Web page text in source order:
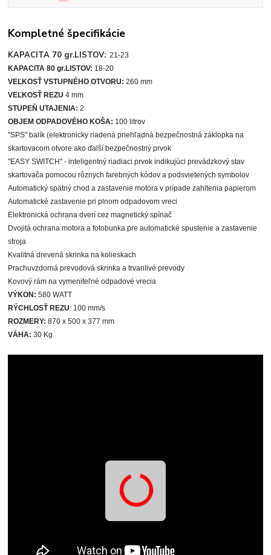
Kompletné špecifikácie
KAPACITA 70 gr.LISTOV: 21-23
KAPACITA 80 gr.LISTOV: 18-20
VEĽKOSŤ VSTUPNÉHO OTVORU: 260 mm
VEĽKOSŤ REZU 4 mm
STUPEŇ UTAJENIA: 2
OBJEM ODPADOVÉHO KOŠA: 100 litrov
"SPS" balík (elektronicky riadená priehľadná bezpečnostná záklopka na
skartovacom otvore ako ďalší bezpečnostný prvok
"EASY SWITCH" - inteligentný riadiaci prvok indikujúci prevádzkový stav
skartovača pomocou rôznych farebných kódov a podsvietených symbolov
Automatický spätný chod a zastavenie motora v prípade zahltenia papierom
Automatické zastavenie pri plnom odpadovom vreci
Elektronická ochrana dverí cez magnetický spínač
Dvojitá ochrana motora a fotobunka pre automatické spustenie a zastavenie
stroja
Kvalitná drevená skrinka na kolieskach
Prachuvzdorná prevodová skrinka a trvanlivé prevody
Kovový rám na vymeniteľné odpadové vrecia
VÝKON: 580 WATT
RÝCHLOSŤ REZU: 100 mm/s
ROZMERY: 870 x 500 x 377 mm
VÁHA: 30 Kg